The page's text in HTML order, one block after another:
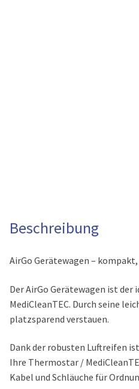
Beschreibung
AirGo Gerätewagen –
Der AirGo Gerätewagen ist
MediCleanTEC. Durch seine
platzsparend verstauen.
Dank der robusten Luftreifen
Ihre Thermostar /
Kabel und Schläuche für